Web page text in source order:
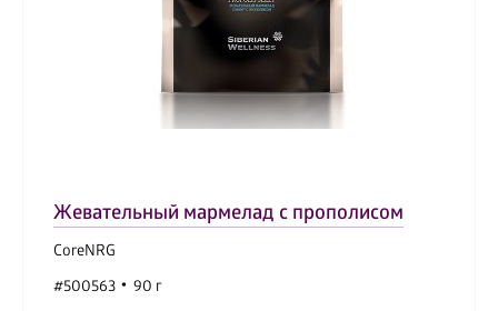
Жевательный мармелад с прополисом
CoreNRG
#500563
90 г